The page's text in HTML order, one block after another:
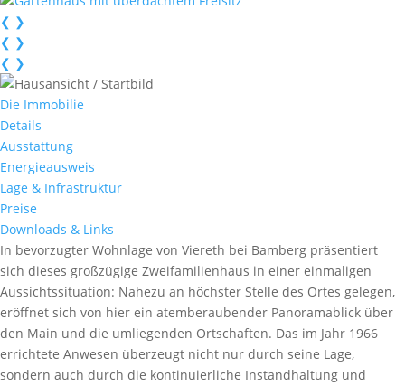
❮ ❯
❮ ❯
❮ ❯
Die Immobilie
Details
Ausstattung
Energieausweis
Lage & Infrastruktur
Preise
Downloads & Links
In bevorzugter Wohnlage von Viereth bei Bamberg präsentiert
sich dieses großzügige Zweifamilienhaus in einer einmaligen
Aussichtssituation: Nahezu an höchster Stelle des Ortes gelegen,
eröffnet sich von hier ein atemberaubender Panoramablick über
den Main und die umliegenden Ortschaften. Das im Jahr 1966
errichtete Anwesen überzeugt nicht nur durch seine Lage,
sondern auch durch die kontinuierliche Instandhaltung und